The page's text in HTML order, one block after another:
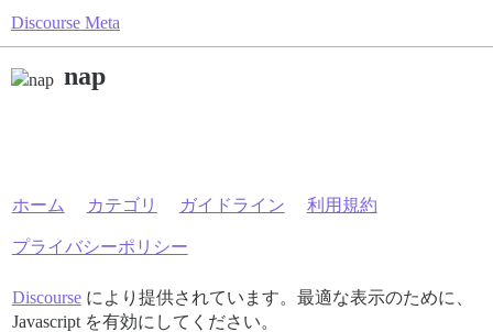
Discourse Meta
nap
ホーム カテゴリ ガイドライン 利用規約
プライバシーポリシー
Discourseにより提供されています。最適な表示のために、
Javascript を有効にしてください。